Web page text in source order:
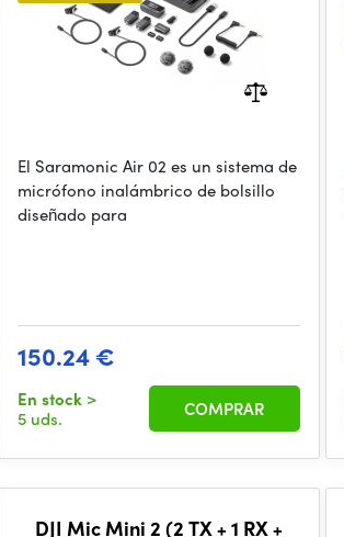
El Saramonic Air 02 es un sistema de
micrófono inalámbrico de bolsillo
diseñado para
150.24 €
En stock >
5 uds.
COMPRAR
DJI Mic Mini 2 (2 TX + 1 RX +